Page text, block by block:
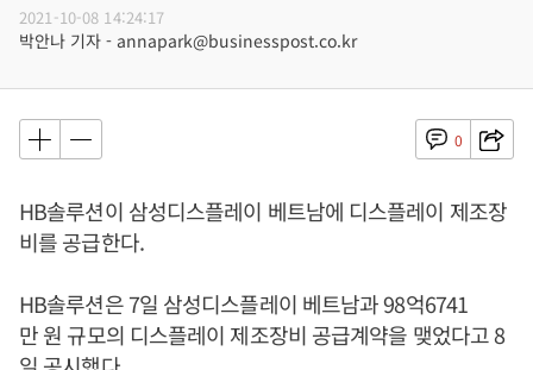
2021-10-08 14:24:17
박안나 기자 - annapark@businesspost.co.kr
0
HB솔루션이 삼성디스플레이 베트남에 디스플레이 제조장
비를 공급한다.
HB솔루션은 7일 삼성디스플레이 베트남과 98억6741
만 원 규모의 디스플레이 제조장비 공급계약을 맺었다고 8